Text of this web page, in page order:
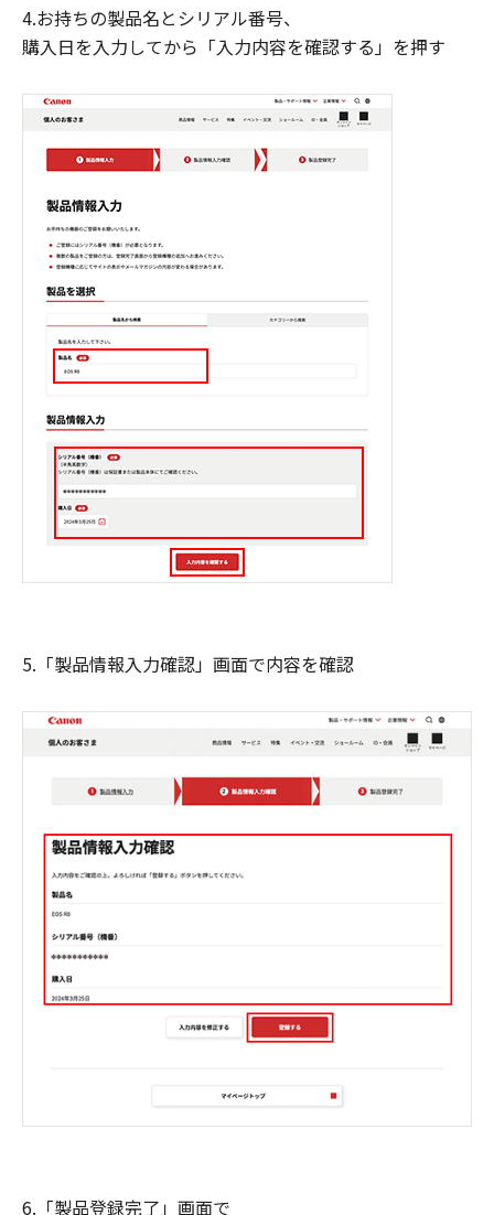
4.お持ちの製品名とシリアル番号、
購入日を入力してから「入力内容を確認する」を押す
5.「製品情報入力確認」画面で内容を確認
6.「製品登録完了」画面で